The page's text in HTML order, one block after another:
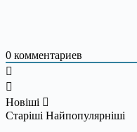
0 комментариев
Новіші
Старіші Найпопулярніші